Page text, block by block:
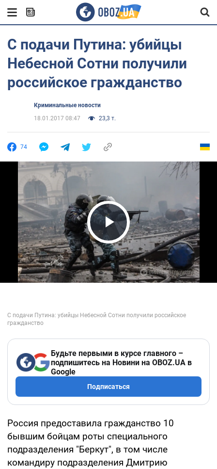
С подачи Путина: убийцы
Небесной Сотни получили
российское гражданство
Криминальные новости
18.01.2017 08:47
23,3 т.
74
Play Video
Будьте первыми в курсе главного –
подпишитесь на Новини на OBOZ.UA в
Google
Подписаться
Россия предоставила гражданство 10
бывшим бойцам роты специального
подразделения "Беркут", в том числе
командиру подразделения Дмитрию